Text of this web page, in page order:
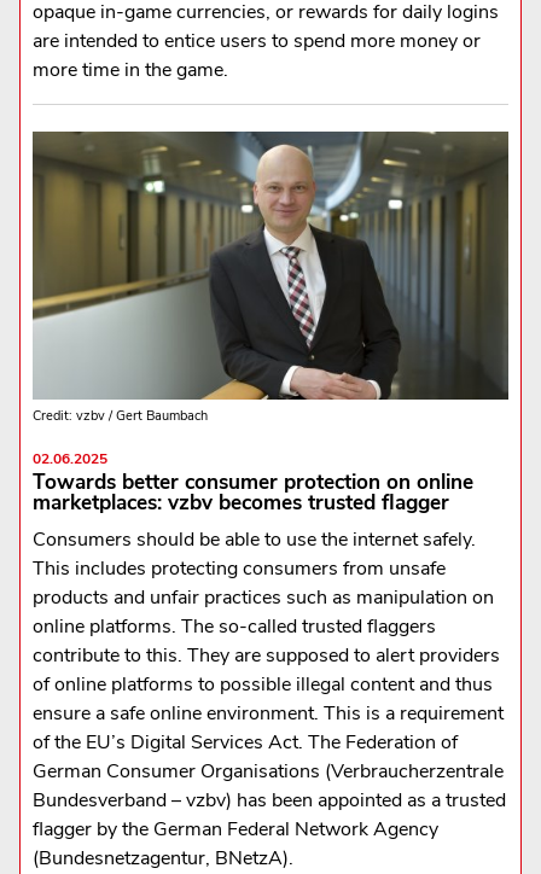
opaque in-game currencies, or rewards for daily logins
are intended to entice users to spend more money or
more time in the game.
Credit: vzbv / Gert Baumbach
02.06.2025
Towards better consumer protection on online
marketplaces: vzbv becomes trusted flagger
Consumers should be able to use the internet safely.
This includes protecting consumers from unsafe
products and unfair practices such as manipulation on
online platforms. The so-called trusted flaggers
contribute to this. They are supposed to alert providers
of online platforms to possible illegal content and thus
ensure a safe online environment. This is a requirement
of the EU’s Digital Services Act. The Federation of
German Consumer Organisations (Verbraucherzentrale
Bundesverband – vzbv) has been appointed as a trusted
flagger by the German Federal Network Agency
(Bundesnetzagentur, BNetzA).